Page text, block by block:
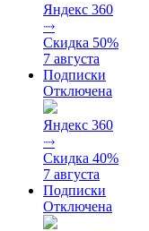
Яндекс 360
⤑
Скидка 50%
7 августа
Подписки
Отключена
Яндекс 360
⤑
Скидка 40%
7 августа
Подписки
Отключена